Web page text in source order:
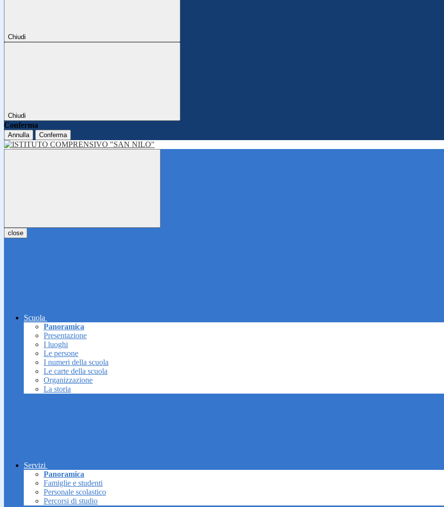
Chiudi
Chiudi
Conferma
Annulla Conferma
close
Scuola
Panoramica
Presentazione
I luoghi
Le persone
I numeri della scuola
Le carte della scuola
Organizzazione
La storia
Servizi
Panoramica
Famiglie e studenti
Personale scolastico
Percorsi di studio